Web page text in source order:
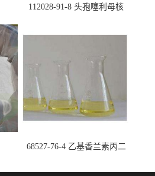
112028-91-8 头孢噻利母核
68527-76-4 乙基香兰素丙二